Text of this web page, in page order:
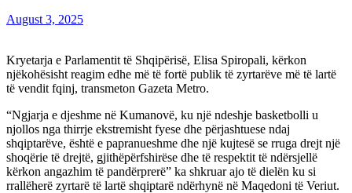
August 3, 2025
Kryetarja e Parlamentit të Shqipërisë, Elisa Spiropali, kërkon
njëkohësisht reagim edhe më të fortë publik të zyrtarëve më të lartë
të vendit fqinj, transmeton Gazeta Metro.
“Ngjarja e djeshme në Kumanovë, ku një ndeshje basketbolli u
njollos nga thirrje ekstremisht fyese dhe përjashtuese ndaj
shqiptarëve, është e papranueshme dhe një kujtesë se rruga drejt një
shoqërie të drejtë, gjithëpërfshirëse dhe të respektit të ndërsjellë
kërkon angazhim të pandërprerë” ka shkruar ajo të dielën ku si
rrallëherë zyrtarë të lartë shqiptarë ndërhynë në Maqedoni të Veriut.